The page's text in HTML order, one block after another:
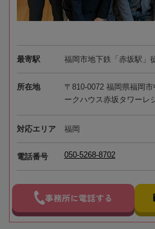
最寄駅 福岡市地下鉄「赤坂駅」
所在地
〒810-0072 福岡県福岡
ークハウス赤坂タワーレ
対応エリア 福岡
電話番号 050-5268-8702
事務所に電話する